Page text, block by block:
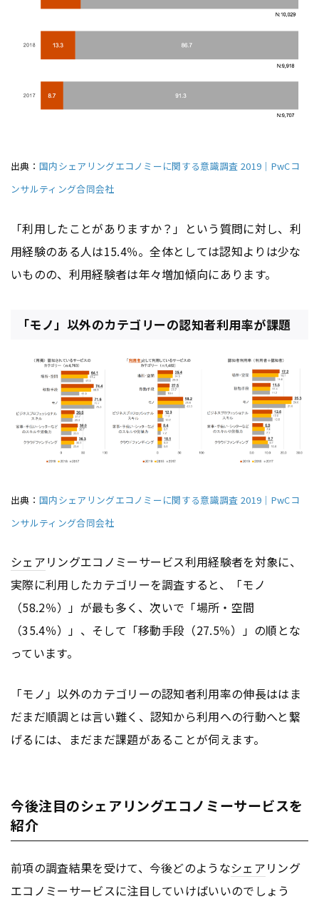
出典： 国内シェアリングエコノミーに関する意識調査 2019｜PwCコ
ンサルティング合同会社
「利用したことがありますか？」という質問に対し、利
用経験のある人は15.4％。全体としては認知よりは少な
いものの、利用経験者は年々増加傾向にあります。
「モノ」以外のカテゴリーの認知者利用率が課題
出典： 国内シェアリングエコノミーに関する意識調査 2019｜PwCコ
ンサルティング合同会社
シェアリングエコノミーサービス利用経験者を対象に、
実際に利用したカテゴリーを調査すると、「モノ
（58.2％）」が最も多く、次いで「場所・空間
（35.4％）」、そして「移動手段（27.5％）」の順とな
っています。
「モノ」以外のカテゴリーの認知者利用率の伸長ははま
だまだ順調とは言い難く、認知から利用への行動へと繋
げるには、まだまだ課題があることが伺えます。
今後注目のシェアリングエコノミーサービスを
紹介
前項の調査結果を受けて、今後どのようなシェアリング
エコノミーサービスに注目していけばいいのでしょう